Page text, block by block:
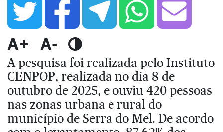
A+ A-
A pesquisa foi realizada pelo Instituto
CENPOP, realizada no dia 8 de
outubro de 2025, e ouviu 420 pessoas
nas zonas urbana e rural do
município de Serra do Mel. De acordo